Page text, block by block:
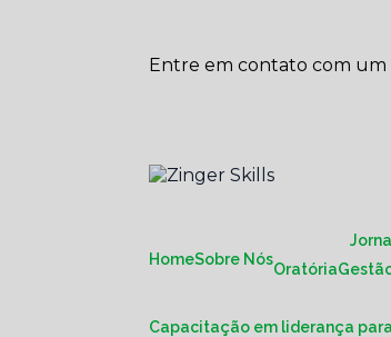
Entre em contato com um
Home Sobre Nós
Oratória
Capacitação em liderança